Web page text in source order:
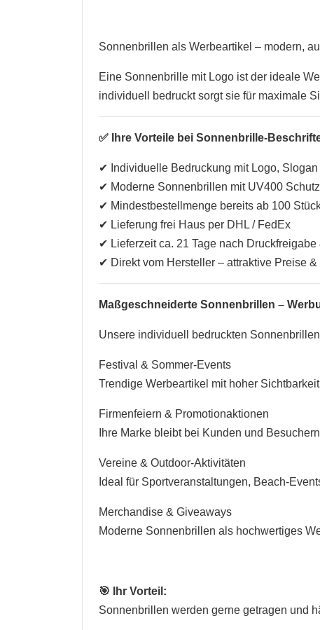
Sonnenbrillen als Werbeartikel – modern,
Eine Sonnenbrille mit Logo ist der ideale
individuell bedruckt sorgt sie für maximale
✅ Ihre Vorteile bei Sonnenbrille-
✔ Individuelle Bedruckung mit Logo,
✔ Moderne Sonnenbrillen mit UV400 Schutz
✔ Mindestbestellmenge bereits ab 100
✔ Lieferung frei Haus per DHL / FedEx
✔ Lieferzeit ca. 21 Tage nach
✔ Direkt vom Hersteller – attraktive Preise
Maßgeschneiderte Sonnenbrillen –
Unsere individuell bedruckten
Festival & Sommer-Events
Trendige Werbeartikel mit hoher
Firmenfeiern & Promotionaktionen
Ihre Marke bleibt bei Kunden und
Vereine & Outdoor-Aktivitäten
Ideal für Sportveranstaltungen, Beach-
Merchandise & Giveaways
Moderne Sonnenbrillen als hochwertiges
🎯 Ihr Vorteil:
Sonnenbrillen werden gerne getragen und